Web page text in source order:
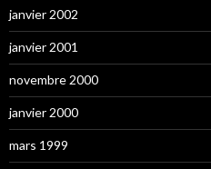
janvier 2002
janvier 2001
novembre 2000
janvier 2000
mars 1999